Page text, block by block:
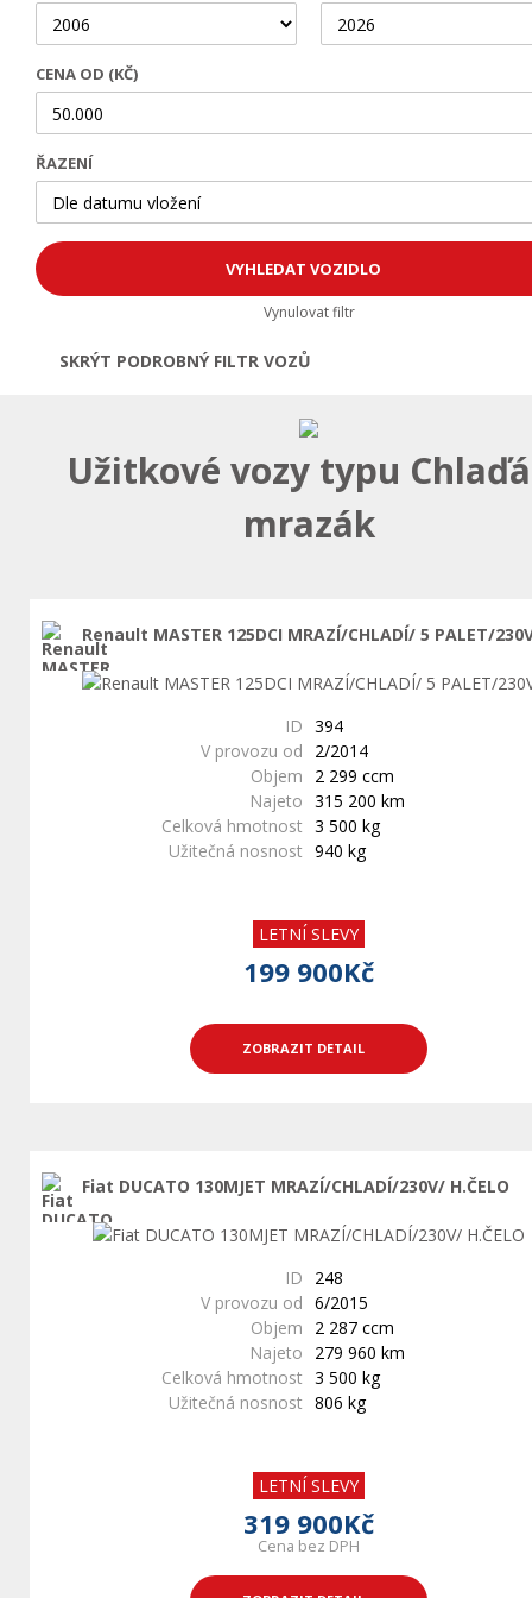
CENA OD (KČ)
ŘAZENÍ
Vynulovat filtr
SKRÝT PODROBNÝ FILTR VOZŮ
Užitkové vozy typu
mrazák
Renault MASTER 125DCI MRAZÍ/CHLADÍ/ 5 PALET/
ID 394
V provozu od
2/2014
Objem
2 299 ccm
Najeto 315 200 km
Celková hmotnost 3 500 kg
Užitečná nosnost 940 kg
LETNÍ SLEVY
199 900Kč
ZOBRAZIT DETAIL
Fiat DUCATO 130MJET MRAZÍ/CHLADÍ/230V/ H.ČELO
ID
248
V provozu od 6/2015
Objem
2 287 ccm
Najeto
279 960 km
Celková hmotnost 3 500 kg
Užitečná nosnost 806 kg
LETNÍ SLEVY
319 900Kč
Cena bez DPH